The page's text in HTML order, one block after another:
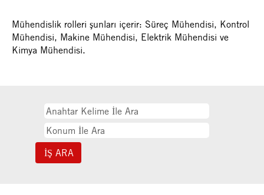
Mühendislik rolleri şunları içerir: Süreç Mühendisi, Kontrol
Mühendisi, Makine Mühendisi, Elektrik Mühendisi ve
Kimya Mühendisi.